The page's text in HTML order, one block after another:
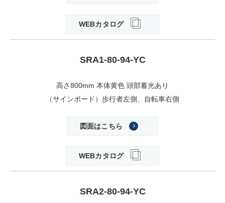
WEBカタログ
SRA1-80-94-YC
高さ800mm 本体黄色 頭部蓄光あり
（サインボード）歩行者左側、自転車右側
図面はこちら
WEBカタログ
SRA2-80-94-YC